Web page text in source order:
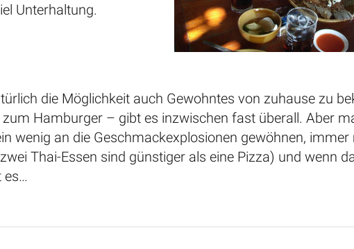
Unterhaltung.
die Möglichkeit auch Gewohntes von zuhause zu
Hamburger – gibt es inzwischen fast überall. Aber
wenig an die Geschmackexplosionen gewöhnen, immer
Thai-Essen sind günstiger als eine Pizza) und wenn
es…